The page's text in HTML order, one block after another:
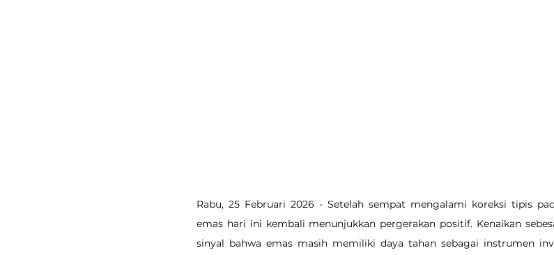
Rabu, 25 Februari 2026 - Setelah sempat mengalami koreksi tipis
emas hari ini kembali menunjukkan pergerakan positif. Kenaikan
sinyal bahwa emas masih memiliki daya tahan sebagai instrumen